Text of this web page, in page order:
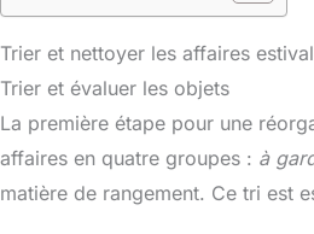
Trier et nettoyer les affaires
Trier et évaluer les objets
La première étape pour une
affaires en quatre groupes : à
matière de rangement. Ce tri est